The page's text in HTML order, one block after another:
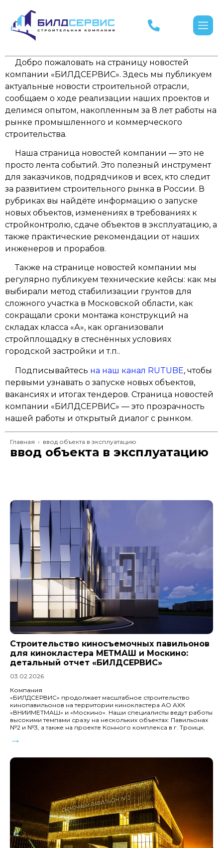
Добро пожаловать на страницу новостей
компании «БИЛДСЕРВИС». Здесь мы публикуем
актуальные новости строительной отрасли,
сообщаем о ходе реализации наших проектов и
делимся опытом, накопленным за 8 лет работы на
рынке промышленного и коммерческого
строительства.
Наша страница новостей компании — это не
просто лента событий. Это полезный инструмент
для заказчиков, подрядчиков и всех, кто следит
за развитием строительного рынка в России. В
рубриках вы найдёте информацию о запуске
новых объектов, изменениях в требованиях к
стройконтролю, сдаче объектов в эксплуатацию, а
также практические рекомендации от наших
инженеров и прорабов.
Также на странице новостей компании мы
регулярно публикуем технические кейсы: как мы
выбирали метод стабилизации грунтов для
сложного участка в Московской области, как
сокращали сроки монтажа конструкций на
складах класса «А», как организовали
стройплощадку в стеснённых условиях
городской застройки и т.п..
Подписывайтесь на наш канал RUTUBE, чтобы
первыми узнавать о запуске новых объектов,
вакансиях и итогах тендеров. Страница новостей
компании «БИЛДСЕРВИС» — это прозрачность
нашей работы и открытый диалог с рынком.
Главная › ввод объекта в эксплуатацию
ввод объекта в эксплуатацию
Строительство киносъемочных павильонов
для кинокластера МЕТМАШ и Москино:
детальный отчет «БИЛДСЕРВИС»
03.02.2026
Компания
«БИЛДСЕРВИС» продолжает масштабное строительство
кинопавильонов на территории кинокластера АО АХК
«ВНИИМЕТМАШ» и «Москино». Наши специалисты ведут работы
высокими темпами сразу на нескольких объектах: Павильонах
№2 и №3, а также на проекте Конного комплекса в г. Троицк.
→